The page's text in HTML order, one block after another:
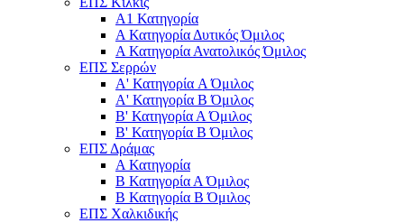
Α1 Κατηγορία
Α Κατηγορία Δυτικός Όμιλος
Α Κατηγορία Ανατολικός Όμιλος
ΕΠΣ Σερρών
Α' Κατηγορία A Όμιλος
Α' Κατηγορία Β Όμιλος
Β' Κατηγορία Α Όμιλος
Β' Κατηγορία Β Όμιλος
ΕΠΣ Δράμας
Α Κατηγορία
Β Κατηγορία Α Όμιλος
Β Κατηγορία Β Όμιλος
ΕΠΣ Χαλκιδικής